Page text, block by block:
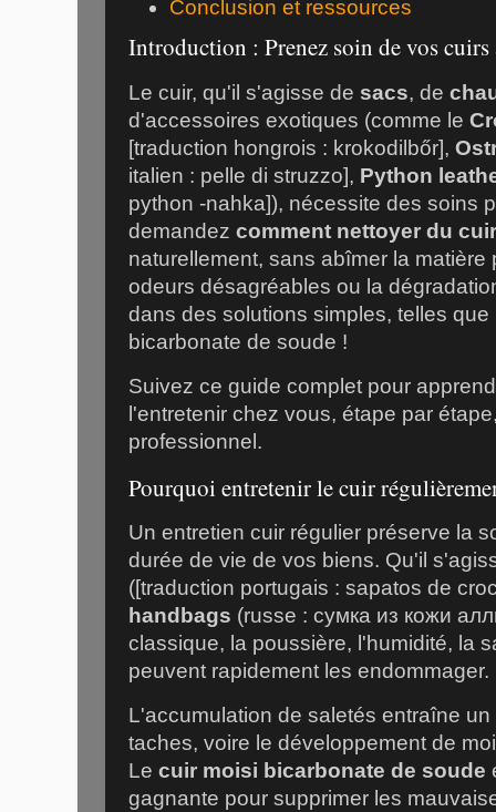
Conclusion et ressources
Introduction : Prenez soin de vos cuirs
Le cuir, qu'il s'agisse de sacs, de
d'accessoires exotiques (comme le
[traduction hongrois : krokodilbőr],
italien : pelle di struzzo], Python
python -nahka]), nécessite des soins
demandez comment nettoyer du cuir
naturellement, sans abîmer la matière
odeurs désagréables ou la
dans des solutions simples, telles
bicarbonate de soude !
Suivez ce guide complet pour
l'entretenir chez vous, étape par
professionnel.
Pourquoi entretenir le cuir
Un entretien cuir régulier préserve la
durée de vie de vos biens. Qu'il
([traduction portugais : sapatos de
handbags (russe : сумка из кожи
classique, la poussière, l'humidité, la
peuvent rapidement les endommager.
L'accumulation de saletés entraîne
taches, voire le développement de
Le cuir moisi bicarbonate de soude
gagnante pour supprimer les